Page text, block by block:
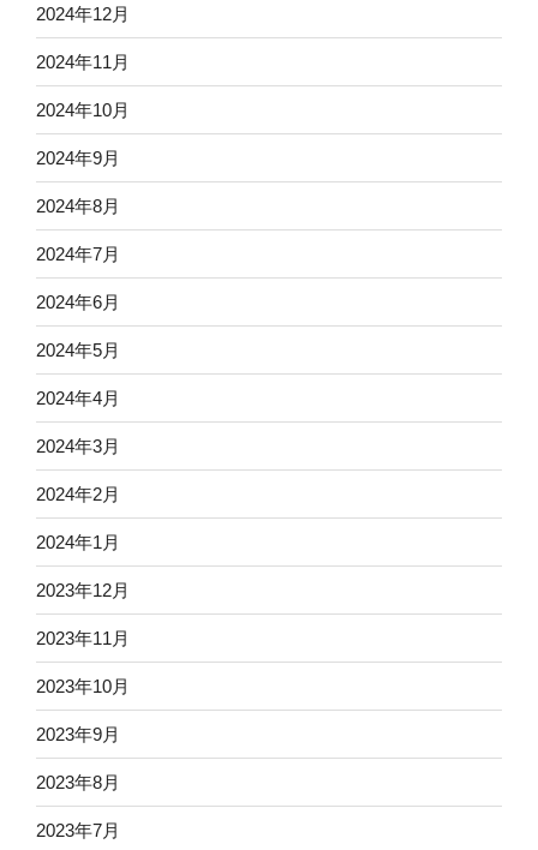
2024年12月
2024年11月
2024年10月
2024年9月
2024年8月
2024年7月
2024年6月
2024年5月
2024年4月
2024年3月
2024年2月
2024年1月
2023年12月
2023年11月
2023年10月
2023年9月
2023年8月
2023年7月